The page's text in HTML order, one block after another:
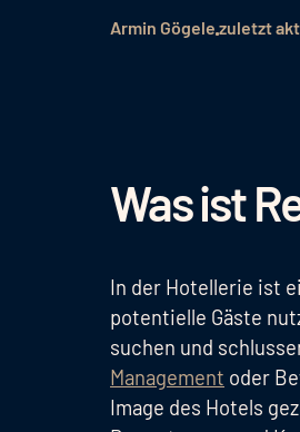
Armin Gögele zuletzt
Was ist
In der Hotellerie ist
potentielle Gäste
suchen und
Management oder
Image des Hotels